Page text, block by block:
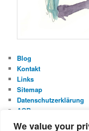
We value your
Blog
Kontakt
Links
Sitemap
Datenschutzerklärung
AGB